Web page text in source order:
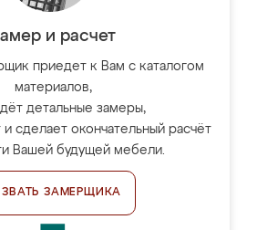
и расчет
приедет к Вам с каталогом
материалов,
детальные замеры,
сделает окончательный расчёт
Вашей будущей мебели.
ЗАМЕРЩИКА